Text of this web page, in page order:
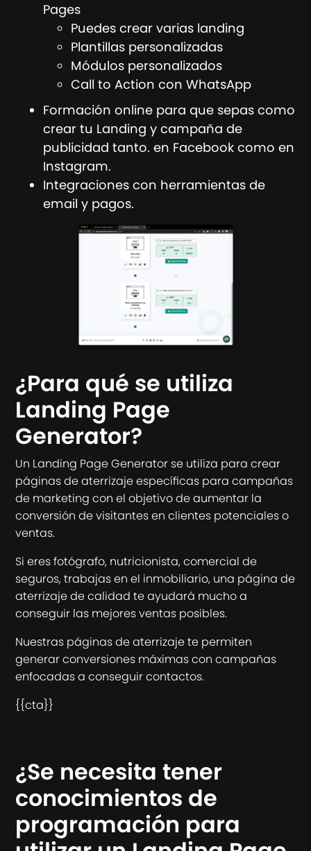
Pages
Puedes crear varias landing
Plantillas personalizadas
Módulos personalizados
Call to Action con WhatsApp
Formación online para que sepas como
crear tu Landing y campaña de
publicidad tanto. en Facebook como en
Instagram.
Integraciones con herramientas de
email y pagos.
¿Para qué se utiliza
Landing Page
Generator?
Un Landing Page Generator se utiliza para crear
páginas de aterrizaje específicas para campañas
de marketing con el objetivo de aumentar la
conversión de visitantes en clientes potenciales o
ventas.
Si eres fotógrafo, nutricionista, comercial de
seguros, trabajas en el inmobiliario, una página de
aterrizaje de calidad te ayudará mucho a
conseguir las mejores ventas posibles.
Nuestras páginas de aterrizaje te permiten
generar conversiones máximas con campañas
enfocadas a conseguir contactos.
{{cta}}
¿Se necesita tener
conocimientos de
programación para